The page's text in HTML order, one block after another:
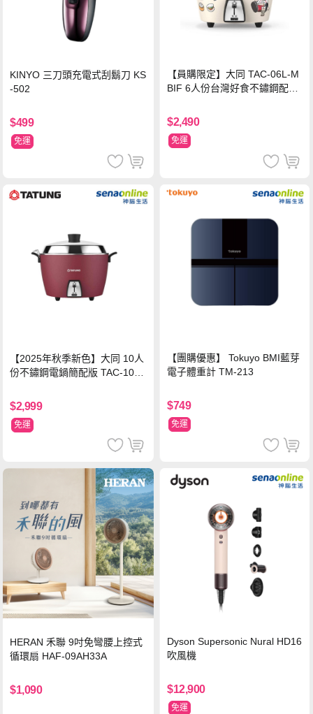
KINYO 三刀頭充電式刮鬍刀 KS
-502
$499
免運
【員購限定】大同 TAC-06L-M
BIF 6人份台灣好食不鏽鋼配件
$2,490
免運
【2025年秋季新色】大同 10人
份不鏽鋼電鍋簡配版 TAC-10L-
$2,999
免運
【團購優惠】 Tokuyo BMI藍芽
電子體重計 TM-213
$749
免運
HERAN 禾聯 9吋免彎腰上控式
循環扇 HAF-09AH33A
$1,090
Dyson Supersonic Nural HD16
吹風機
$12,900
免運